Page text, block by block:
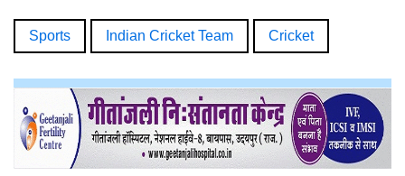
Sports Indian Cricket Team Cricket